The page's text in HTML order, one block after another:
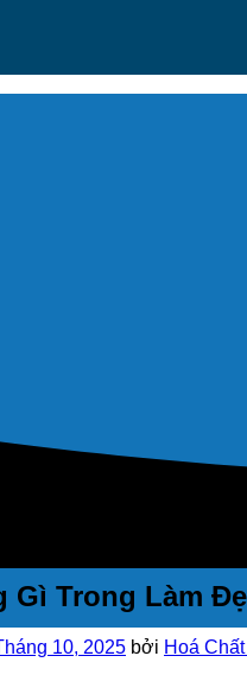
Gì Trong Làm
10, 2025 bởi Hoá